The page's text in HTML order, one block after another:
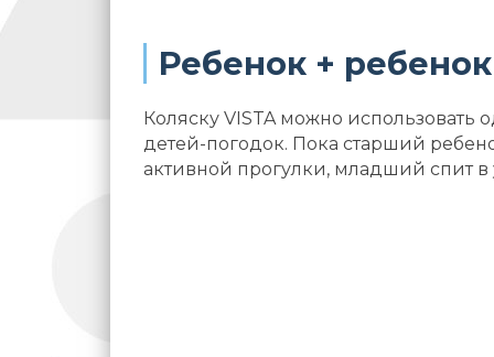
Ребенок + ребенок
Коляску VISTA можно использовать
детей-погодок. Пока старший
активной прогулки, младший спит